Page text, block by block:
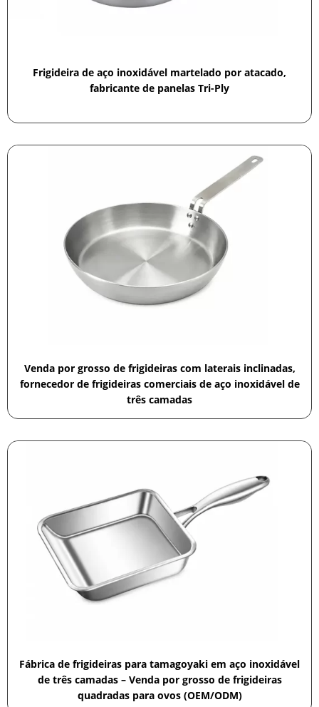
Frigideira de aço inoxidável martelado por atacado,
fabricante de panelas Tri-Ply
Venda por grosso de frigideiras com laterais inclinadas,
fornecedor de frigideiras comerciais de aço inoxidável de
três camadas
Fábrica de frigideiras para tamagoyaki em aço inoxidável
de três camadas – Venda por grosso de frigideiras
quadradas para ovos (OEM/ODM)